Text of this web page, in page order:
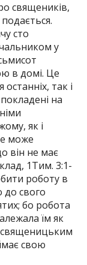
священиків,
сто
у
в домі. Це
так і
на
як і
може
він не має
1Тим. 3:1-
роботу в
до свого
бо робота
їм як
свою